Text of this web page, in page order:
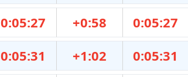
0:05:27 +0:58 0:05:27
0:05:31 +1:02 0:05:31